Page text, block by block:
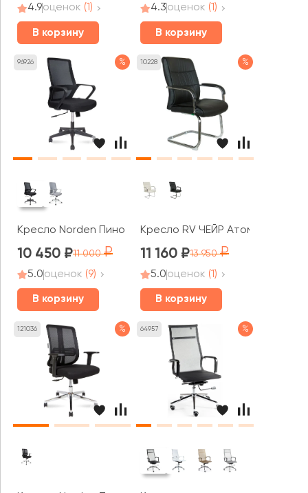
4.9оценок (1)
В корзину
4.3оценок (1)
В корзину
96926 %
Кресло Norden Пино / Pino black LB
10 450 11 000
5.0оценок (9)
В корзину
10228 %
Кресло RV ЧЕЙР Атом / Atom
11 160 13 950
5.0оценок (1)
В корзину
121036 % 64957 %